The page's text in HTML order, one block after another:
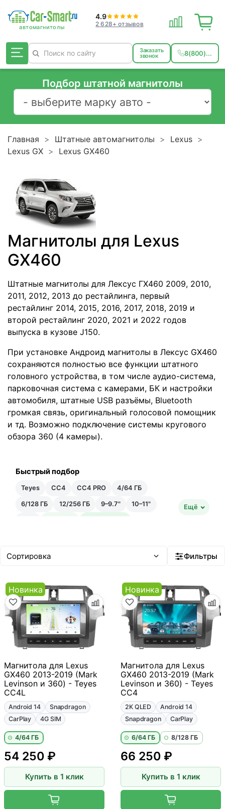
4.9
2 628+ отзывов
Заказать
звонок 8(800)...
Подбор штатной магнитолы
Главная Штатные автомагнитолы
Lexus
Lexus GX
Lexus GX460
Магнитолы для Lexus
GX460
Штатные магнитолы для Лексус ГХ460 2009, 2010,
2011, 2012, 2013 до рестайлинга, первый
рестайлинг 2014, 2015, 2016, 2017, 2018, 2019 и
второй рестайлинг 2020, 2021 и 2022 годов
выпуска в кузове J150.
При установке Андроид магнитолы в Лексус GX460
сохраняются полностью все функции штатного
головного устройства, в том числе аудио-система,
парковочная система с камерами, БК и настройки
автомобиля, штатные USB разъёмы, Bluetooth
громкая связь, оригинальный голосовой помощник
и тд. Возможно подключение системы кругового
обзора 360 (4 камеры).
Быстрый подбор
Teyes CC4 CC4 PRO 4/64 ГБ
6/128 ГБ 12/256 ГБ 9–9.7" 10–11" Ещё
Фильтры
Новинка
Магнитола для Lexus
GX460 2013-2019 (Mark
Levinson и 360) - Teyes
CC4L
Android 14
Snapdragon
CarPlay
4G SIM
4/64 ГБ
54 250 ₽
Купить в 1 клик
Новинка
Магнитола для Lexus
GX460 2013-2019 (Mark
Levinson и 360) - Teyes
CC4
2K QLED
Android 14
Snapdragon
CarPlay
6/64 ГБ 8/128 ГБ
66 250 ₽
Купить в 1 клик